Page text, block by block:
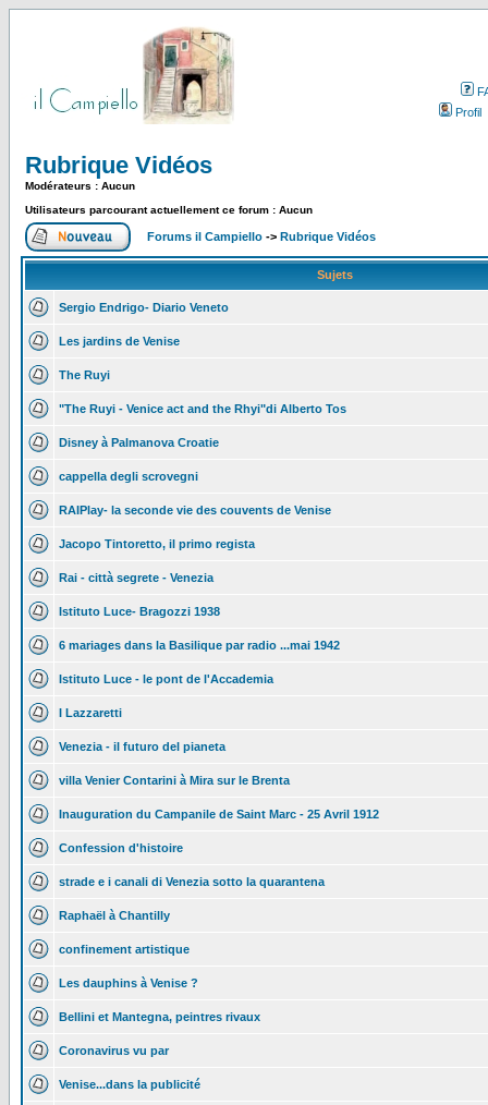
Profil
Rubrique Vidéos
Modérateurs : Aucun
Utilisateurs parcourant actuellement ce forum : Aucun
Forums il Campiello -> Rubrique Vidéos
Sujets
Sergio Endrigo- Diario Veneto
Les jardins de Venise
The Ruyi
"The Ruyi - Venice act and the Rhyi"di Alberto Tos
Disney à Palmanova Croatie
cappella degli scrovegni
RAIPlay- la seconde vie des couvents de Venise
Jacopo Tintoretto, il primo regista
Rai - città segrete - Venezia
Istituto Luce- Bragozzi 1938
6 mariages dans la Basilique par radio ...mai 1942
Istituto Luce - le pont de l'Accademia
I Lazzaretti
Venezia - il futuro del pianeta
villa Venier Contarini à Mira sur le Brenta
Inauguration du Campanile de Saint Marc - 25 Avril 1912
Confession d'histoire
strade e i canali di Venezia sotto la quarantena
Raphaël à Chantilly
confinement artistique
Les dauphins à Venise ?
Bellini et Mantegna, peintres rivaux
Coronavirus vu par
Venise...dans la publicité